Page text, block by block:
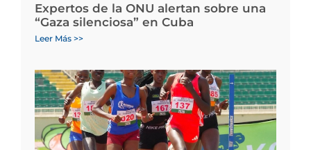
Expertos de la ONU alertan sobre una
“Gaza silenciosa” en Cuba
Leer Más >>